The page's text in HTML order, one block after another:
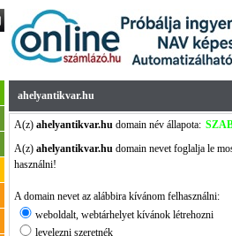
ahelyantikvar.hu
A(z) ahelyantikvar.hudomain név állapota:
A(z) ahelyantikvar.hudomain nevet foglalja le
használni!
A domain nevet az alábbira kívánom felhasználni:
weboldalt, webtárhelyet kívánok létrehozni
levelezni szeretnék